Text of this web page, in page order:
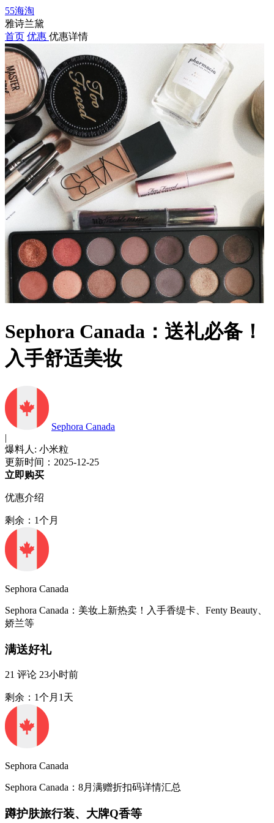
55海淘
雅诗兰黛
首页 优惠 优惠详情
Sephora Canada：送礼必备！
入手舒适美妆
Sephora Canada
|
爆料人: 小米粒
更新时间：2025-12-25
立即购买
优惠介绍
剩余：1个月
Sephora Canada
Sephora Canada：美妆上新热卖！入手香缇卡、Fenty Beauty、
娇兰等
满送好礼
21 评论 23小时前
剩余：1个月1天
Sephora Canada
Sephora Canada：8月满赠折扣码详情汇总
蹲护肤旅行装、大牌Q香等